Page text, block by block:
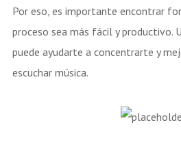
Por eso, es importante encontrar
proceso sea más fácil y productivo.
puede ayudarte a concentrarte y
escuchar música.